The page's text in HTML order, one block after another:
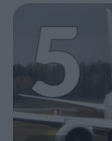
5